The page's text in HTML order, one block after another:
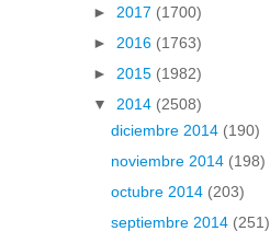
► 2017 (1700)
► 2016 (1763)
► 2015 (1982)
▼ 2014 (2508)
diciembre 2014 (190)
noviembre 2014 (198)
octubre 2014 (203)
septiembre 2014 (251)